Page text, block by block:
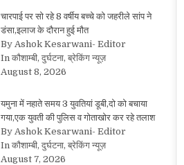
चारपाई पर सो रहे 8 वर्षीय बच्चे को जहरीले सांप ने
डंसा,इलाज के दौरान हुई मौत
By Ashok Kesarwani- Editor
In कौशाम्बी, दुर्घटना, ब्रेकिंग न्यूज़
August 8, 2026
यमुना में नहाते समय 3 युवतियां डूबी,दो को बचाया
गया,एक युवती की पुलिस व गोताखोर कर रहे तलाश
By Ashok Kesarwani- Editor
In कौशाम्बी, दुर्घटना, ब्रेकिंग न्यूज़
August 7, 2026